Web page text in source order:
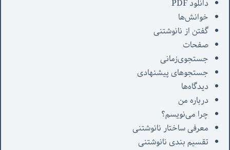
دانلود PDF
خوانش‌ها
گفتن از نانوشتنی
صفحات
جستجوی‌زمانی
جستجوهای پیشنهادی
دیدگاه‌ها
درباره من
چرا می‌نویسم؟
معرفی‌ ساختار نانوشتنی
تقسیم بندی نانوشتنی